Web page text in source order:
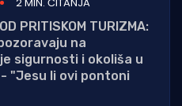
PRITISKOM TURIZMA:
na
sigurnosti i okoliša u
"Jesu li ovi pontoni